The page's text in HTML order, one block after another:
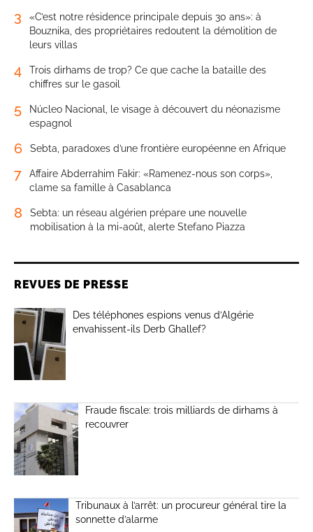
3
«C’est notre résidence principale depuis 30 ans»: à
Bouznika, des propriétaires redoutent la démolition de
leurs villas
4
Trois dirhams de trop? Ce que cache la bataille des
chiffres sur le gasoil
5
Núcleo Nacional, le visage à découvert du néonazisme
espagnol
6 Sebta, paradoxes d’une frontière européenne en Afrique
7
Affaire Abderrahim Fakir: «Ramenez-nous son corps»,
clame sa famille à Casablanca
8
Sebta: un réseau algérien prépare une nouvelle
mobilisation à la mi-août, alerte Stefano Piazza
REVUES DE PRESSE
Des téléphones espions venus d’Algérie
envahissent-ils Derb Ghallef?
Fraude fiscale: trois milliards de dirhams à
recouvrer
Tribunaux à l’arrêt: un procureur général tire la
sonnette d’alarme